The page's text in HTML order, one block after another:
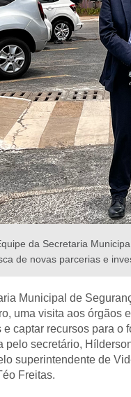
da Secretaria
de novas parcerias e
Municipal de
uma visita aos órgãos
e captar recursos para o
pelo secretário,
superintendente de
Freitas.